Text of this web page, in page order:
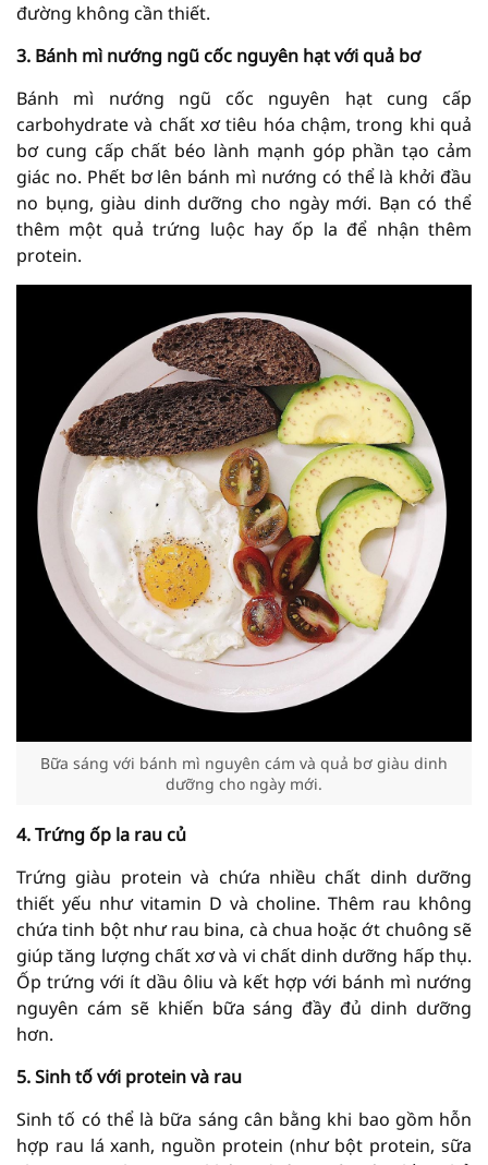
đường không cần thiết.
3. Bánh mì nướng ngũ cốc nguyên hạt với quả bơ
Bánh mì nướng ngũ cốc nguyên hạt cung cấp
carbohydrate và chất xơ tiêu hóa chậm, trong khi quả
bơ cung cấp chất béo lành mạnh góp phần tạo cảm
giác no. Phết bơ lên bánh mì nướng có thể là khởi đầu
no bụng, giàu dinh dưỡng cho ngày mới. Bạn có thể
thêm một quả trứng luộc hay ốp la để nhận thêm
protein.
Bữa sáng với bánh mì nguyên cám và quả bơ giàu dinh
dưỡng cho ngày mới.
4. Trứng ốp la rau củ
Trứng giàu protein và chứa nhiều chất dinh dưỡng
thiết yếu như vitamin D và choline. Thêm rau không
chứa tinh bột như rau bina, cà chua hoặc ớt chuông sẽ
giúp tăng lượng chất xơ và vi chất dinh dưỡng hấp thụ.
Ốp trứng với ít dầu ôliu và kết hợp với bánh mì nướng
nguyên cám sẽ khiến bữa sáng đầy đủ dinh dưỡng
hơn.
5. Sinh tố với protein và rau
Sinh tố có thể là bữa sáng cân bằng khi bao gồm hỗn
hợp rau lá xanh, nguồn protein (như bột protein, sữa